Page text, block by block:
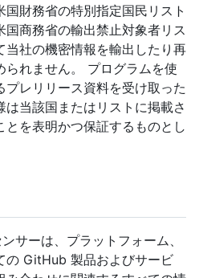
財務省の特別指定国民リスト
商務省の輸出禁止対象者リス
当社の機密情報を輸出したり再
れません。 プログラムを使
プレリリース資料を受け取った
は当該国またはリストに掲載さ
を表明かつ保証するものとし
サーは、プラットフォーム、
の GitHub 製品およびサービ